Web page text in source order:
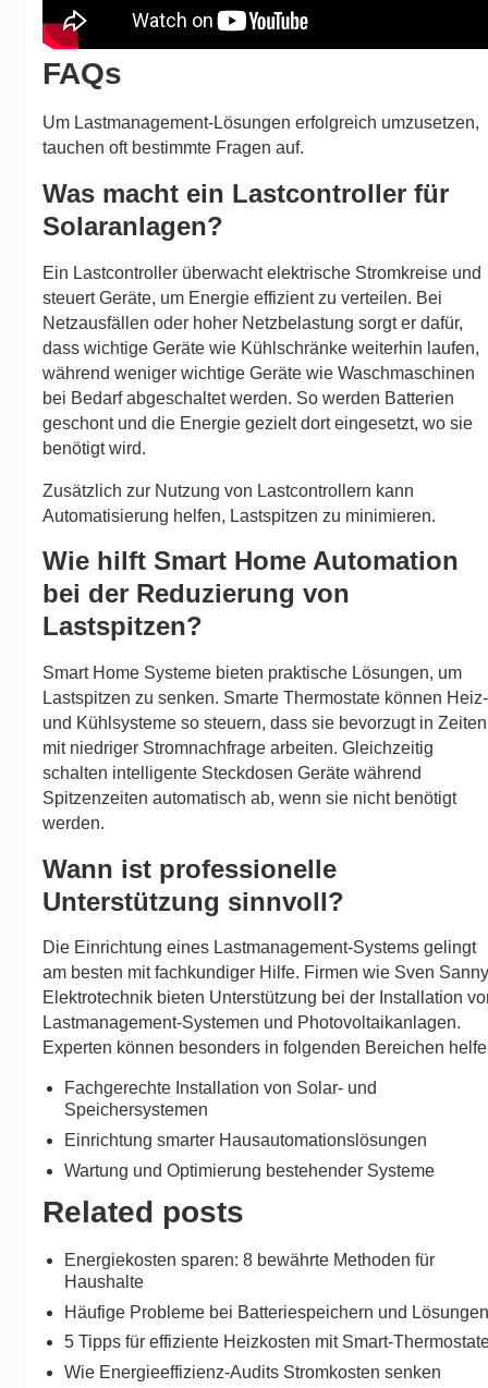
FAQs
Um Lastmanagement-Lösungen erfolgreich umzusetzen,
tauchen oft bestimmte Fragen auf.
Was macht ein Lastcontroller für
Solaranlagen?
Ein Lastcontroller überwacht elektrische Stromkreise und
steuert Geräte, um Energie effizient zu verteilen. Bei
Netzausfällen oder hoher Netzbelastung sorgt er dafür,
dass wichtige Geräte wie Kühlschränke weiterhin laufen,
während weniger wichtige Geräte wie Waschmaschinen
bei Bedarf abgeschaltet werden. So werden Batterien
geschont und die Energie gezielt dort eingesetzt, wo sie
benötigt wird.
Zusätzlich zur Nutzung von Lastcontrollern kann
Automatisierung helfen, Lastspitzen zu minimieren.
Wie hilft Smart Home Automation
bei der Reduzierung von
Lastspitzen?
Smart Home Systeme bieten praktische Lösungen, um
Lastspitzen zu senken. Smarte Thermostate können Heiz-
und Kühlsysteme so steuern, dass sie bevorzugt in Zeiten
mit niedriger Stromnachfrage arbeiten. Gleichzeitig
schalten intelligente Steckdosen Geräte während
Spitzenzeiten automatisch ab, wenn sie nicht benötigt
werden.
Wann ist professionelle
Unterstützung sinnvoll?
Die Einrichtung eines Lastmanagement-Systems gelingt
am besten mit fachkundiger Hilfe. Firmen wie Sven
Elektrotechnik bieten Unterstützung bei der Installation
Lastmanagement-Systemen und Photovoltaikanlagen.
Experten können besonders in folgenden Bereichen
Fachgerechte Installation von Solar- und
Speichersystemen
Einrichtung smarter Hausautomationslösungen
Wartung und Optimierung bestehender Systeme
Related posts
Energiekosten sparen: 8 bewährte Methoden für
Haushalte
Häufige Probleme bei Batteriespeichern und
5 Tipps für effiziente Heizkosten mit Smart-
Wie Energieeffizienz-Audits Stromkosten senken